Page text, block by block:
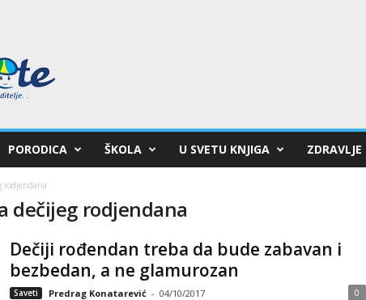
PORODICA ŠKOLA U SVETU KNJIGA ZDRAVLJE
rodjendana
dečijeg rodjendana
Dečiji rođendan treba da bude zabavan i
bezbedan, a ne glamurozan
Saveti Predrag Konatarević - 04/10/2017 0